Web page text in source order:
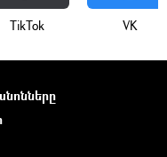
ТikТоk VK